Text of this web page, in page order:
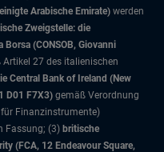
Arabische Emirate) werden
Zweigstelle: die
(CONSOB, Giovanni
Artikel 27 des italienischen
Central Bank of Ireland (New
D01 F7X3) gemäß Verordnung
Finanzinstrumente)
Fassung; (3) britische
(FCA, 12 Endeavour Square,